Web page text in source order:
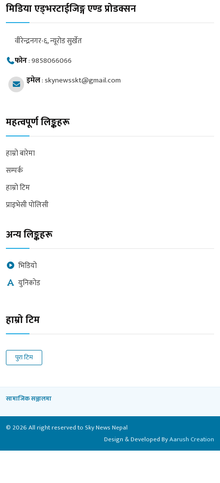
मिडिया एड्भरटाईजिङ्ग एण्ड प्रोडक्सन
वीरेन्द्रनगर-६, न्यूरोड सुर्खेत
फोन:9858066066
इमेल:skynewsskt@gmail.com
महत्वपूर्ण लिङ्कहरू
हाम्रो बारेमा
सम्पर्क
हाम्रो टिम
प्राइभेसी पोलिसी
अन्य लिङ्कहरू
भिडियो
युनिकोड
हाम्रो टिम
पुरा टिम
सामाजिक सञ्जालमा
© 2026 All right reserved to Sky News Nepal
Design & Developed ByAarush Creation